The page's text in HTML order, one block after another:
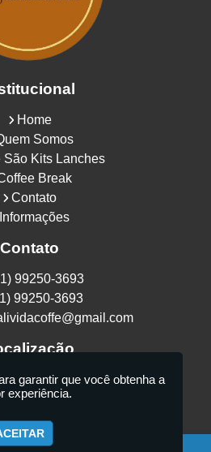
Home
Somos
São Kits Lanches
Break
Contato
Informações
Contato
99250-3693
99250-3693
27 - Vila Maria Alta - São
- CEP: 02130-080
garantir que você obtenha a
experiência.